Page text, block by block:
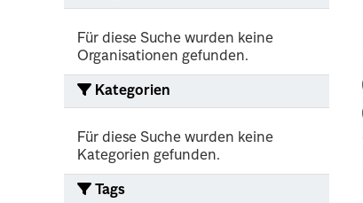
Für diese Suche wurden keine
Organisationen gefunden.
Kategorien
Für diese Suche wurden keine
Kategorien gefunden.
Tags